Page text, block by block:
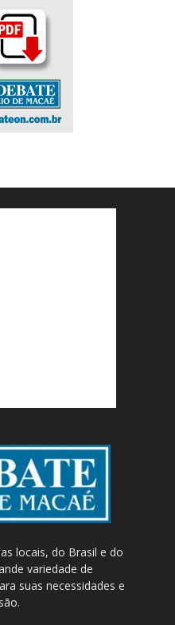
locais, do Brasil e do
variedade de
suas necessidades e